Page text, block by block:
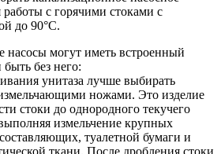
работы с горячими стоками с
до 90°С.
насосы могут иметь встроенный
быть без него:
унитаза лучше выбирать
ножами. Это изделие
стоки до однородного текучего
измельчение крупных
туалетной бумаги и
ткани. После дробления стоки